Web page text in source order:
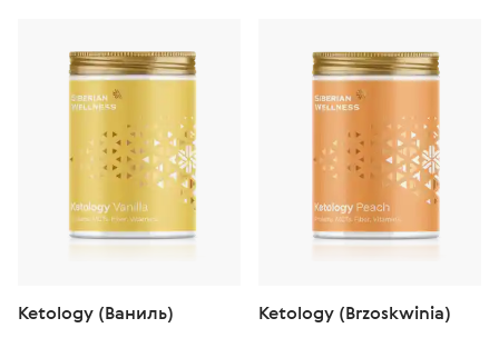
Ketology (Ваниль) Ketology (Brzoskwinia)